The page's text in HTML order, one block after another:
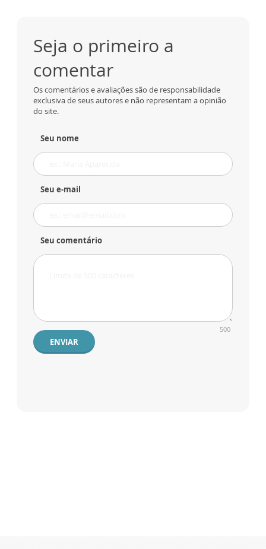
Seja o primeiro a
comentar
Os comentários e avaliações são de responsabilidade
exclusiva de seus autores e não representam a opinião
do site.
Seu nome
Seu e-mail
Seu comentário
500
ENVIAR